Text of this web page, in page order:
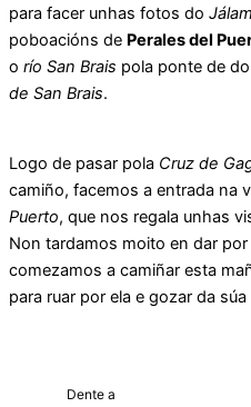
para facer unhas fotos do
poboacións de Perales del
o río San Brais pola ponte de
de San Brais.
Logo de pasar pola Cruz de
camiño, facemos a entrada na
Puerto, que nos regala unhas
Non tardamos moito en dar
comezamos a camiñar esta
para ruar por ela e gozar da
Dente a